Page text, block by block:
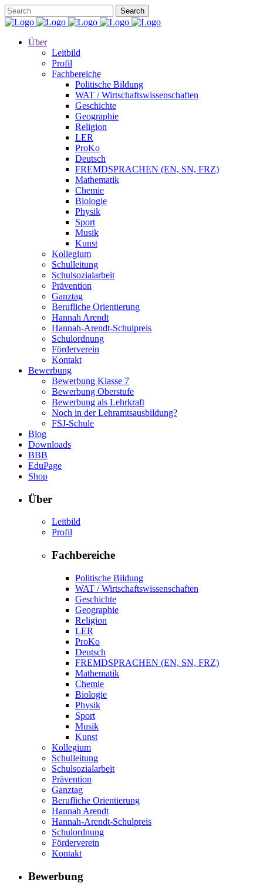
Über
Leitbild
Profil
Fachbereiche
Politische Bildung
WAT / Wirtschaftswissenschaften
Geschichte
Geographie
Religion
LER
ProKo
Deutsch
FREMDSPRACHEN (EN, SN, FRZ)
Mathematik
Chemie
Biologie
Physik
Sport
Musik
Kunst
Kollegium
Schulleitung
Schulsozialarbeit
Prävention
Ganztag
Berufliche Orientierung
Hannah Arendt
Hannah-Arendt-Schulpreis
Schulordnung
Förderverein
Kontakt
Bewerbung
Bewerbung Klasse 7
Bewerbung Oberstufe
Bewerbung als Lehrkraft
Noch in der Lehramtsausbildung?
FSJ-Schule
Blog
Downloads
BBB
EduPage
Shop
Über
Leitbild
Profil
Fachbereiche
Politische Bildung
WAT / Wirtschaftswissenschaften
Geschichte
Geographie
Religion
LER
ProKo
Deutsch
FREMDSPRACHEN (EN, SN, FRZ)
Mathematik
Chemie
Biologie
Physik
Sport
Musik
Kunst
Kollegium
Schulleitung
Schulsozialarbeit
Prävention
Ganztag
Berufliche Orientierung
Hannah Arendt
Hannah-Arendt-Schulpreis
Schulordnung
Förderverein
Kontakt
Bewerbung